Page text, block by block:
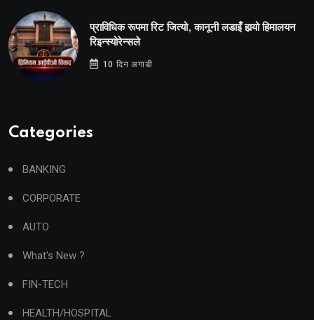
प्राविधिक रूपमा रिट जित्यो, कानूनी लडाइँ हार्‍यो हिमालयन
रिइन्स्योरेन्सले
10 दिन अगाडी
Categories
BANKING
CORPORATE
AUTO
What's New ?
FIN-TECH
HEALTH/HOSPITAL